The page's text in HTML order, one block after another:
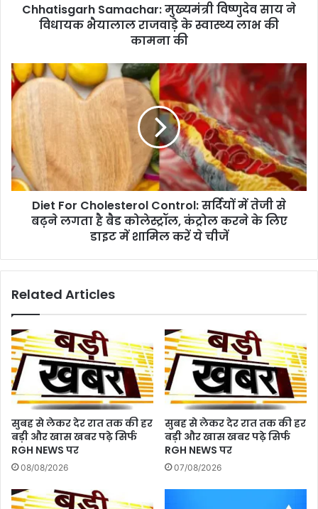
कामना
की
Chhatisgarh Samachar: मुख्यमंत्री विष्णुदेव साय ने
विधायक भैयालाल राजवाड़े के स्वास्थ्य लाभ की
कामना की
Diet
For
Cholesterol
Control:
सर्दियों
में
तेजी
से
बढ़ने
कंट्रोल
के
में
शामिल
करें
ये
चीजें
Diet For Cholesterol Control: सर्दियों में तेजी से
बढ़ने लगता है बैड कोलेस्ट्रॉल, कंट्रोल करने के लिए
डाइट में शामिल करें ये चीजें
Related Articles
सुबह से लेकर देर रात तक की हर
बड़ी और खास खबर पढ़े सिर्फ
RGH NEWS पर
08/08/2026
सुबह से लेकर देर रात तक की हर
बड़ी और खास खबर पढ़े सिर्फ
RGH NEWS पर
07/08/2026